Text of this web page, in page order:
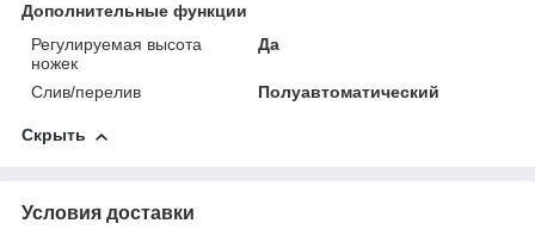
Дополнительные функции
Регулируемая высота
ножек
Да
Слив/перелив Полуавтоматический
Скрыть
Условия доставки